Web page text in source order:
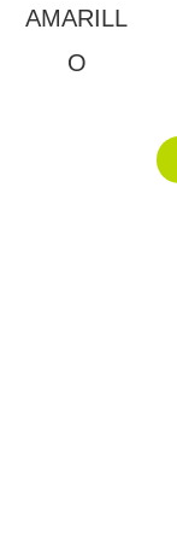
AMARILL
O